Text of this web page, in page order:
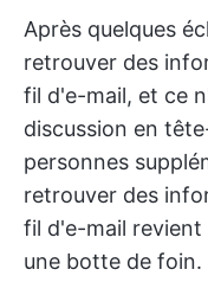
Après quelques
retrouver des
fil d'e-mail, et ce
discussion en
personnes
retrouver des
fil d'e-mail revient
une botte de foin.